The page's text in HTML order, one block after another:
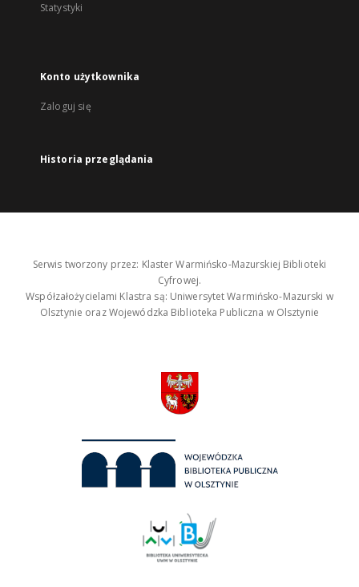
Statystyki
Konto użytkownika
Zaloguj się
Historia przeglądania
Serwis tworzony przez: Klaster Warmińsko-Mazurskiej Biblioteki
Cyfrowej.
Współzałożycielami Klastra są: Uniwersytet Warmińsko-Mazurski w
Olsztynie oraz Wojewódzka Biblioteka Publiczna w Olsztynie